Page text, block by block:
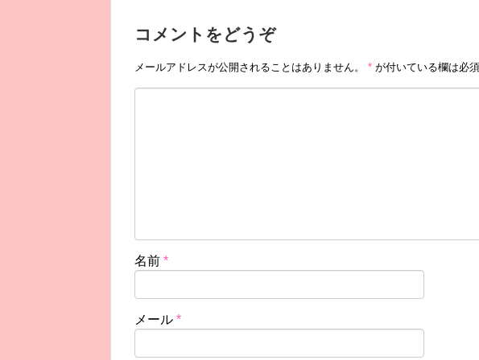
コメントをどうぞ
メールアドレスが公開されることはありません。 * が付いている欄は必
名前 *
メール *